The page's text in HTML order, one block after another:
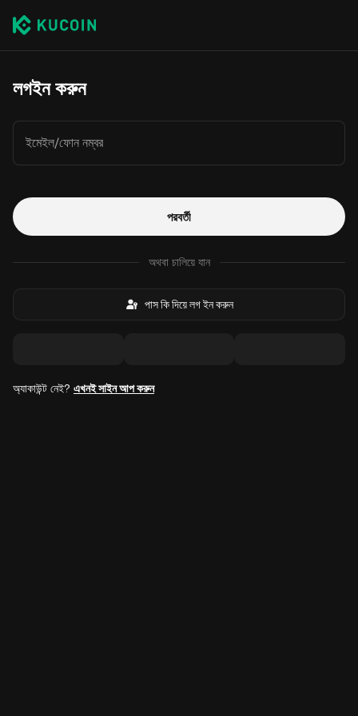
লগইন করুন
ইমেইল/ফোন নম্বর
পরবর্তী
অথবা চালিয়ে যান
পাস কি দিয়ে লগ ইন করুন
অ্যাকাউন্ট নেই? এখনই সাইন আপ করুন